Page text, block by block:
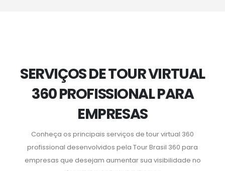
SERVIÇOS DE TOUR VIRTUAL
360 PROFISSIONAL PARA
EMPRESAS
Conheça os principais serviços de tour virtual 360
profissional desenvolvidos pela Tour Brasil 360 para
empresas que desejam aumentar sua visibilidade no